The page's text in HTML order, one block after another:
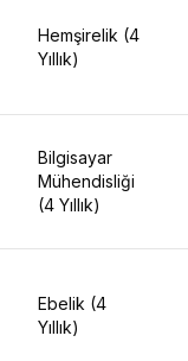
Hemşirelik (4
Yıllık)
Bilgisayar
Mühendisliği
(4 Yıllık)
Ebelik (4
Yıllık)